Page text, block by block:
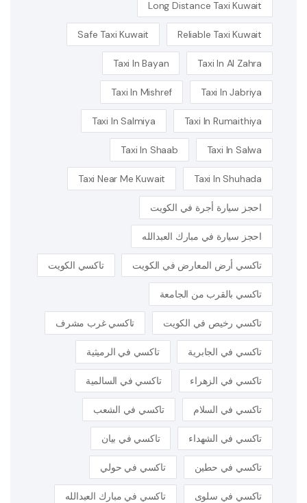
Long Distance Taxi Kuwait
Reliable Taxi Kuwait
Safe Taxi Kuwait
Taxi In Al Zahra
Taxi In Bayan
Taxi In Jabriya
Taxi In Mishref
Taxi In Rumaithiya
Taxi In Salmiya
Taxi In Salwa
Taxi In Shaab
Taxi In Shuhada
Taxi Near Me Kuwait
احجز سيارة أجرة في الكويت
احجز سيارة في مبارك العبدالله
تاكسي أرض المعارض في الكويت تاكسي الكويت
تاكسي بالقرب من الجامعة
تاكسي رخيص في الكويت تاكسي غرب مشرف
تاكسي في الجابرية تاكسي في الرميثية
تاكسي في الزهراء تاكسي في السالمية
تاكسي في السلام تاكسي في الشعب
تاكسي في الشهداء تاكسي في بيان
تاكسي في حطين تاكسي في حولي
تاكسي في سلوى تاكسي في مبارك العبدالله